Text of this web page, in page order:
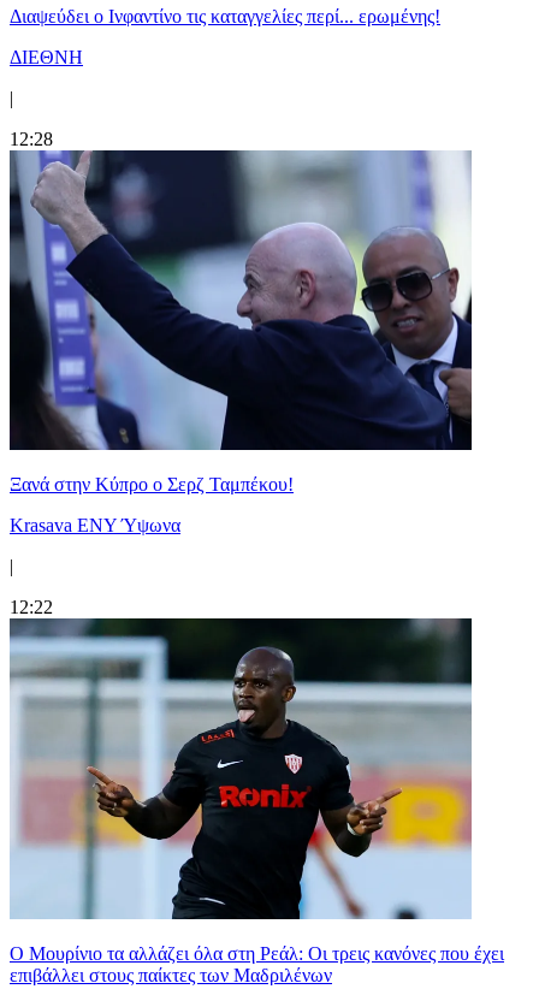
Διαψεύδει ο Ινφαντίνο τις καταγγελίες περί... ερωμένης!
ΔΙΕΘΝΗ
|
12:28
Ξανά στην Κύπρο ο Σερζ Ταμπέκου!
Krasava ENY Ύψωνα
|
12:22
Ο Μουρίνιο τα αλλάζει όλα στη Ρεάλ: Οι τρεις κανόνες που έχει
επιβάλλει στους παίκτες των Μαδριλένων